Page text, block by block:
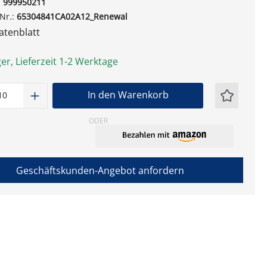
999950211
65304841CA02A12_Renewal
Lieferzeit 1-2 Werktage
Anzahl: Gib den gewünschten Wert
In den Warenkorb
ODER
Geschäftskunden-Angebot anfordern